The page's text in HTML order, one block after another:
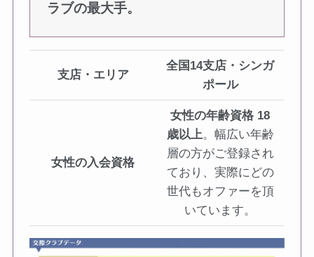
ラブの最大手。
支店・エリア
全国14支店・シンガ
ポール
女性の入会資格
女性の年齢資格 18
歳以上。幅広い年齢
層の方がご登録され
ており、実際にどの
世代もオファーを頂
いています。